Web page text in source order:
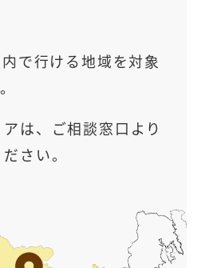
で行ける地域を対象
は、ご相談窓口より
さい。